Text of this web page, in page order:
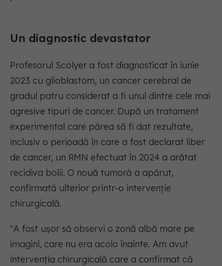
Un diagnostic devastator
Profesorul Scolyer a fost diagnosticat în iunie
2023 cu glioblastom, un cancer cerebral de
gradul patru considerat a fi unul dintre cele mai
agresive tipuri de cancer. După un tratament
experimental care părea să fi dat rezultate,
inclusiv o perioadă în care a fost declarat liber
de cancer, un RMN efectuat în 2024 a arătat
recidiva bolii. O nouă tumoră a apărut,
confirmată ulterior printr-o intervenție
chirurgicală.
"A fost ușor să observi o zonă albă mare pe
imagini, care nu era acolo înainte. Am avut
intervenția chirurgicală care a confirmat că